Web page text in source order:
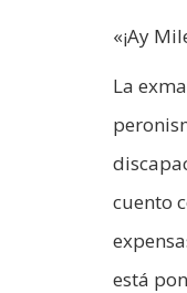
«¡Ay
La
cuento
está